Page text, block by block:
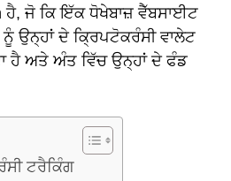
ਹੈ, ਜੋ ਕਿ ਇੱਕ ਧੋਖੇਬਾਜ਼ ਵੈੱਬਸਾਈਟ
ਉਨ੍ਹਾਂ ਦੇ ਕ੍ਰਿਪਟੋਕਰੰਸੀ ਵਾਲੇਟ
ਹੈ ਅਤੇ ਅੰਤ ਵਿੱਚ ਉਨ੍ਹਾਂ ਦੇ ਫੰਡ
ਟਰੈਕਿੰਗ